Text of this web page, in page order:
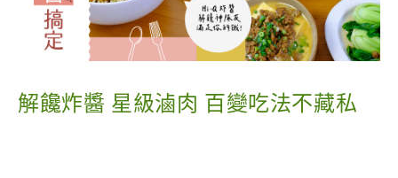
運動後緊接著吃正餐，可以準備好消化的麵條、
注意事項：新戶禮和新卡禮不累贈，擇一獲得
點我立即申辦 →https://stcz.tw/7zk9nc
活動詳情 →https://stcz.tw/9959ar
解饞炸醬 星級滷肉 百變吃法不藏私